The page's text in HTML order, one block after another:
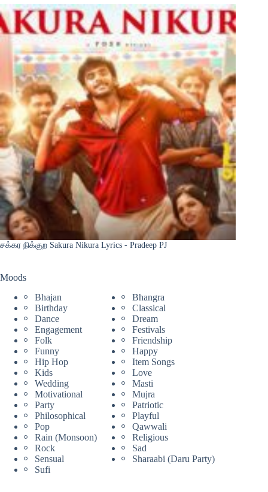
சக்கர நிக்குற Sakura Nikura Lyrics - Pradeep PJ
Moods
Bhajan
Bhangra
Birthday
Classical
Dance
Dream
Engagement
Festivals
Folk
Friendship
Funny
Happy
Hip Hop
Item Songs
Kids
Love
Wedding
Masti
Motivational
Mujra
Party
Patriotic
Philosophical
Playful
Pop
Qawwali
Rain (Monsoon)
Religious
Rock
Sad
Sensual
Sharaabi (Daru Party)
Sufi